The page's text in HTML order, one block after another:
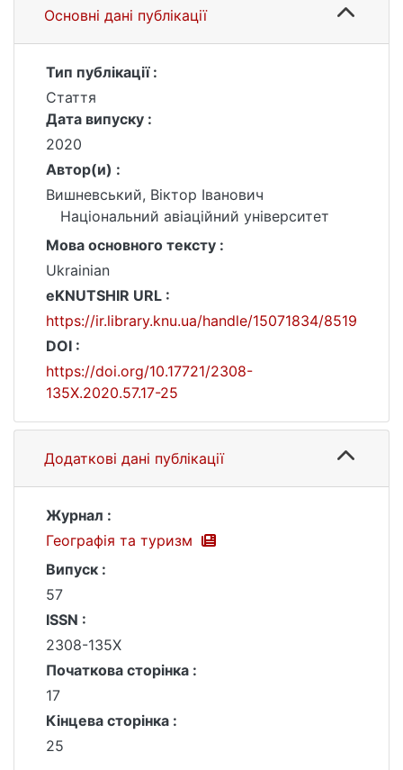
Основні дані публікації
Тип публікації :
Стаття
Дата випуску :
2020
Автор(и) :
Вишневський, Віктор Іванович
Національний авіаційний університет
Мова основного тексту :
Ukrainian
eKNUTSHIR URL :
https://ir.library.knu.ua/handle/15071834/8519
DOI :
https://doi.org/10.17721/2308-
135X.2020.57.17-25
Додаткові дані публікації
Журнал :
Географія та туризм
Випуск :
57
ISSN :
2308-135X
Початкова сторінка :
17
Кінцева сторінка :
25